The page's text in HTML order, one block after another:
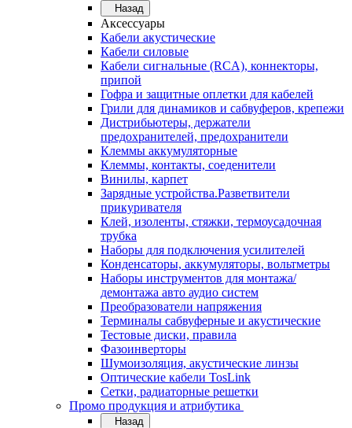
Назад
Аксессуары
Кабели акустические
Кабели силовые
Кабели сигнальные (RCA), коннекторы,
припой
Гофра и защитные оплетки для кабелей
Грили для динамиков и сабвуферов, крепежи
Дистрибьютеры, держатели
предохранителей, предохранители
Клеммы аккумуляторные
Клеммы, контакты, соеденители
Винилы, карпет
Зарядные устройства.Разветвители
прикуривателя
Клей, изоленты, стяжки, термоусадочная
трубка
Наборы для подключения усилителей
Конденсаторы, аккумуляторы, вольтметры
Наборы инструментов для монтажа/
демонтажа авто аудио систем
Преобразователи напряжения
Терминалы сабвуферные и акустические
Тестовые диски, правила
Фазоинверторы
Шумоизоляция, акустические линзы
Оптические кабели TosLink
Сетки, радиаторные решетки
Промо продукция и атрибутика
Назад